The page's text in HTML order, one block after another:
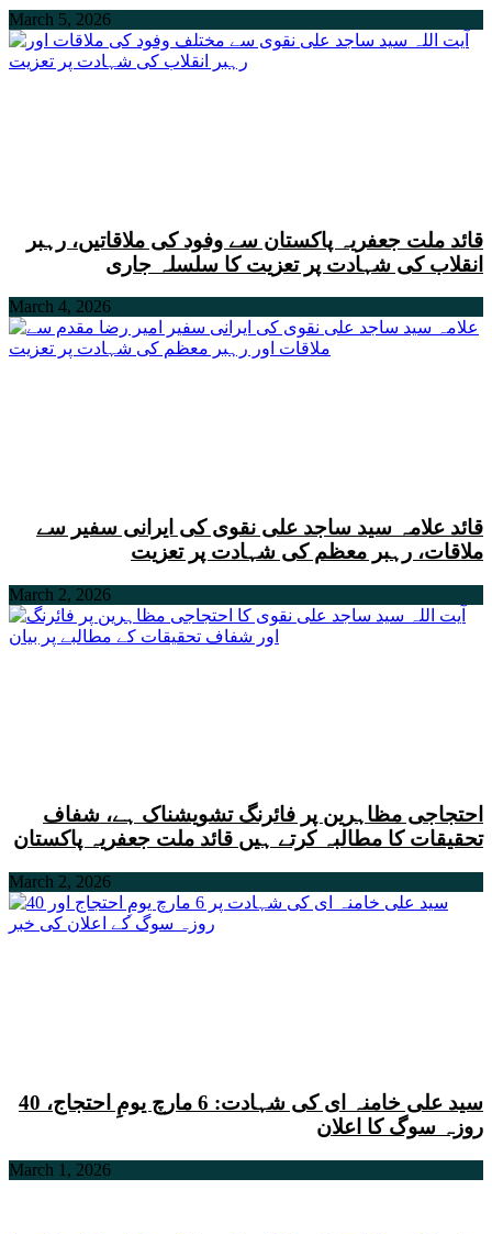
March 5, 2026
قائد ملت جعفریہ پاکستان سے وفود کی ملاقاتیں، رہبر
انقلاب کی شہادت پر تعزیت کا سلسلہ جاری
March 4, 2026
قائد علامہ سید ساجد علی نقوی کی ایرانی سفیر سے
ملاقات، رہبر معظم کی شہادت پر تعزیت
March 2, 2026
احتجاجی مظاہرین پر فائرنگ تشویشناک ہے، شفاف
تحقیقات کا مطالبہ کرتے ہیں قائد ملت جعفریہ پاکستان
March 2, 2026
سید علی خامنہ ای کی شہادت: 6 مارچ یومِ احتجاج، 40
روزہ سوگ کا اعلان
March 1, 2026